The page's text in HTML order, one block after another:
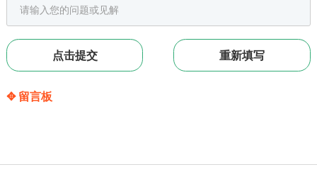
✥ 留言板